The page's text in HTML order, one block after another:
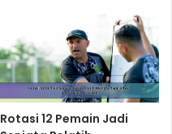
Rotasi 12 Pemain Jadi